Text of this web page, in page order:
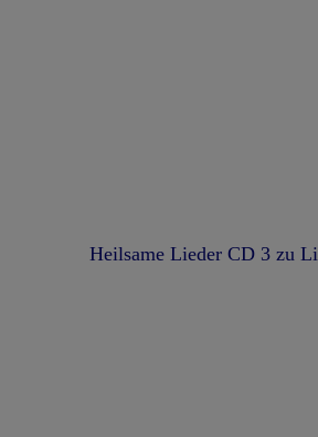
Heilsame Lieder CD 3 zu